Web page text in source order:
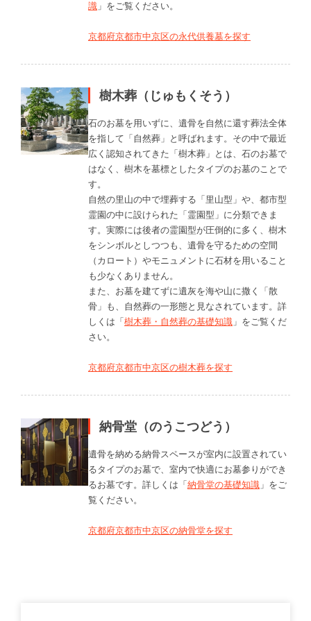
識 」をご覧ください。
京都府京都市中京区の永代供養墓を探す
樹木葬（じゅもくそう）
石のお墓を用いずに、遺骨を自然に還す葬法全体
を指して「自然葬」と呼ばれます。その中で最近
広く認知されてきた「樹木葬」とは、石のお墓で
はなく、樹木を墓標としたタイプのお墓のことで
す。
自然の里山の中で埋葬する「里山型」や、都市型
霊園の中に設けられた「霊園型」に分類できま
す。実際には後者の霊園型が圧倒的に多く、樹木
をシンボルとしつつも、遺骨を守るための空間
（カロート）やモニュメントに石材を用いること
も少なくありません。
また、お墓を建てずに遺灰を海や山に撒く「散
骨」も、自然葬の一形態と見なされています。詳
しくは「樹木葬・自然葬の基礎知識 」をご覧くだ
さい。
京都府京都市中京区の樹木葬を探す
納骨堂（のうこつどう）
遺骨を納める納骨スペースが室内に設置されてい
るタイプのお墓で、室内で快適にお墓参りができ
るお墓です。詳しくは「納骨堂の基礎知識 」をご
覧ください。
京都府京都市中京区の納骨堂を探す